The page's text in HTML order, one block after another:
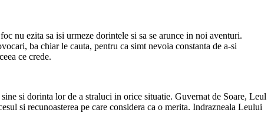
nu ezita sa isi urmeze dorintele si sa se arunce in noi aventuri.
ba chiar le cauta, pentru ca simt nevoia constanta de a-si
ce crede.
si dorinta lor de a straluci in orice situatie. Guvernat de Soare, Leul
si recunoasterea pe care considera ca o merita. Indrazneala Leului